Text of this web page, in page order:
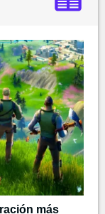
más